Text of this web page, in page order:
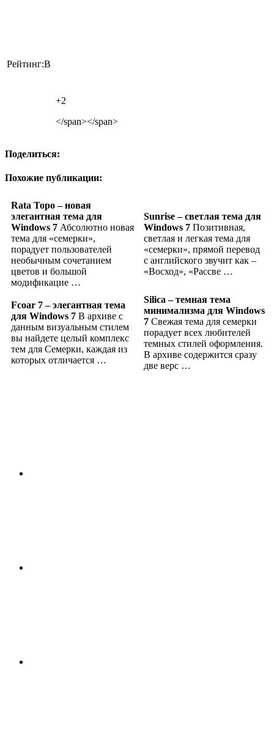
Рейтинг:В
+2
</span></span>
Поделиться:
Похожие публикации:
Rata Topo – новая
элегантная тема для
Windows 7 Абсолютно новая
тема для «семерки»,
порадует пользователей
необычным сочетанием
цветов и большой
модификацие …
Sunrise – светлая тема для
Windows 7 Позитивная,
светлая и легкая тема для
«семерки», прямой перевод
с английского звучит как –
«Восход», «Рассве …
Fcoar 7 – элегантная тема
для Windows 7 В архиве с
данным визуальным стилем
вы найдете целый комплекс
тем для Семерки, каждая из
которых отличается …
Silica – темная тема
минимализма для Windows
7 Свежая тема для семерки
порадует всех любителей
темных стилей оформления.
В архиве содержится сразу
две верс …